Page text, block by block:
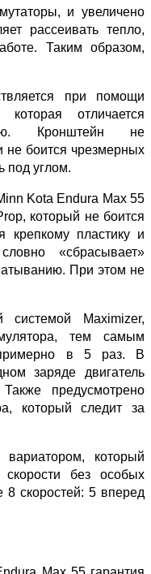
и увеличено
рассеивать тепло,
Таким образом,
при помощи
отличается
Кронштейн не
не боится чрезмерных
под углом.
Kota Endura Max 55
который не боится
крепкому пластику и
«сбрасывает»
При этом не
Maximizer,
тем самым
в 5 раз. В
заряде двигатель
предусмотрено
который следит за
вариатором, который
скорости без особых
8 скоростей: 5 вперед